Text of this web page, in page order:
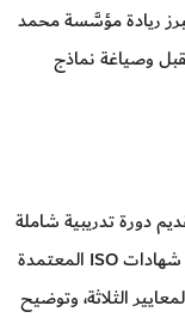
يبرز ريادة مؤسَّسة محمد
وصياغة نماذج
دورة تدريبية شاملة
للجهات الحكومية، بهدف إعدادهم للحصول على شهادات ISO المعتمدة
الثلاثة، وتوضيح